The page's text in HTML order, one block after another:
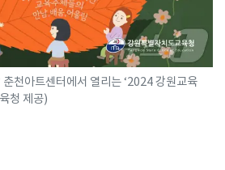
천아트센터에서 열리는 ‘2024 강원교육
청 제공)